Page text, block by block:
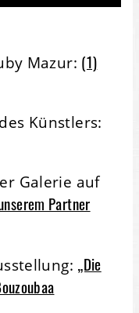
Mazur: (1)
Künstlers:
Galerie auf
Partner
„Die